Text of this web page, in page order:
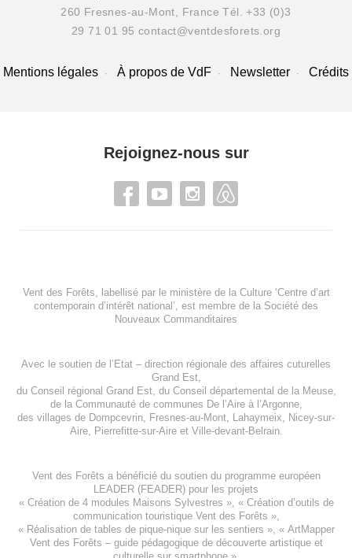
260 Fresnes-au-Mont, France Tél. +33 (0)3
29 71 01 95 contact@ventdesforets.org
Mentions légales À propos de VdF Newsletter Crédits
Rejoignez-nous sur
Vent des Forêts, labellisé par le ministère de la Culture ‘Centre d’art
contemporain d’intérêt national’, est membre de la Société des
Nouveaux Commanditaires
Avec le soutien de l’Etat – direction régionale des affaires cuturelles
Grand Est,
du Conseil régional Grand Est, du Conseil départemental de la Meuse,
de la Communauté de communes De l’Aire à l’Argonne,
des villages de Dompcevrin Fresnes-au-Mont Lahaymeix
Nicey-sur-
Aire, Pierrefitte-sur-Aireet Ville-devant-Belrain.
Vent des Forêts a bénéficié du soutien du programme européen
LEADER (FEADER) pour les projets
« Création de 4 modules Maisons Sylvestres », « Création d’outils de
communication touristique Vent des Forêts »,
« Réalisation de tables de pique-nique sur les sentiers », « ArtMapper
Vent des Forêts – guide pédagogique de découverte artistique et